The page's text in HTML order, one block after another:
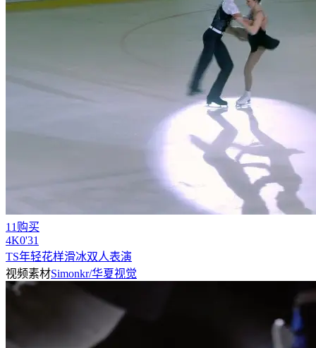
11购买
4K0'31
TS年轻花样滑冰双人表演
视频素材Simonkr/华夏视觉